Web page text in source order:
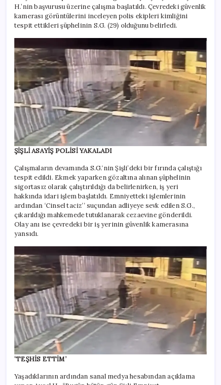
H.’nin başvurusu üzerine çalışma başlatıldı. Çevredeki güvenlik
kamerası görüntülerini inceleyen polis ekipleri kimliğini
tespit ettikleri şüphelinin S.G. (29) olduğunu belirledi.
ŞİŞLİ ASAYİŞ POLİSİ YAKALADI
Çalışmaların devamında S.G.‘nin Şişli’deki bir fırında çalıştığı
tespit edildi. Ekmek yaparken gözaltına alınan şüphelinin
sigortasız olarak çalıştırıldığı da belirlenirken, iş yeri
hakkında idari işlem başlatıldı. Emniyetteki işlemlerinin
ardından ‘Cinsel taciz’’ suçundan adliyeye sevk edilen S.G.,
çıkarıldığı mahkemede tutuklanarak cezaevine gönderildi.
Olay anı ise çevredeki bir iş yerinin güvenlik kamerasına
yansıdı.
‘TEŞHİS ETTİM’
Yaşadıklarının ardından sanal medya hesabından açıklama